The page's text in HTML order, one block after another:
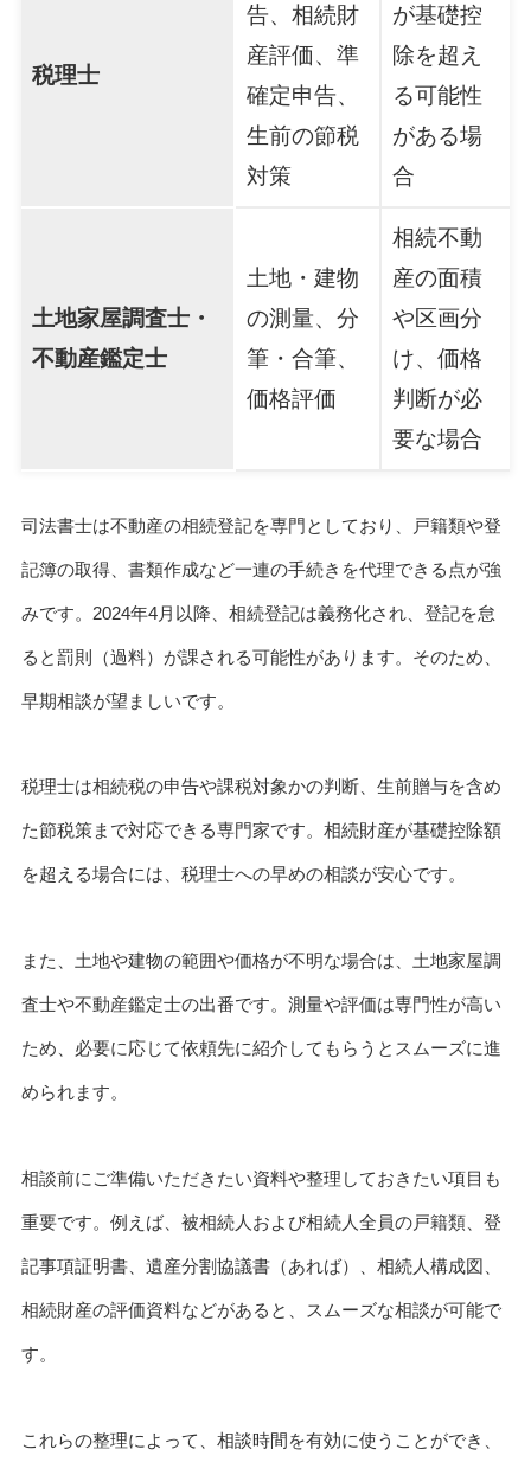
税理士
告、相続財
産評価、準
確定申告、
生前の節税
対策
が基礎控
除を超え
る可能性
がある場
合
土地家屋調査士・
不動産鑑定士
土地・建物
の測量、分
筆・合筆、
価格評価
相続不動
産の面積
や区画分
け、価格
判断が必
要な場合
司法書士は不動産の相続登記を専門としており、戸籍類や登
記簿の取得、書類作成など一連の手続きを代理できる点が強
みです。2024年4月以降、相続登記は義務化され、登記を怠
ると罰則（過料）が課される可能性があります。そのため、
早期相談が望ましいです。
税理士は相続税の申告や課税対象かの判断、生前贈与を含め
た節税策まで対応できる専門家です。相続財産が基礎控除額
を超える場合には、税理士への早めの相談が安心です。
また、土地や建物の範囲や価格が不明な場合は、土地家屋調
査士や不動産鑑定士の出番です。測量や評価は専門性が高い
ため、必要に応じて依頼先に紹介してもらうとスムーズに進
められます。
相談前にご準備いただきたい資料や整理しておきたい項目も
重要です。例えば、被相続人および相続人全員の戸籍類、登
記事項証明書、遺産分割協議書（あれば）、相続人構成図、
相続財産の評価資料などがあると、スムーズな相談が可能で
す。
これらの整理によって、相談時間を有効に使うことができ、